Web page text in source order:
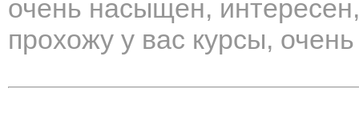
очень насыщен,
прохожу у вас курсы,